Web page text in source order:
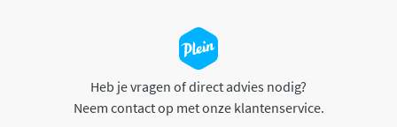
Heb je vragen of direct advies nodig?
Neem contact op met onze klantenservice.